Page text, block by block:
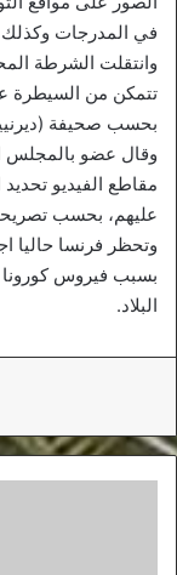
في المدرجات
وانتقلت الشرطة
تتمكن من السيطرة
بحسب صحيفة
وقال عضو بالمجلس
مقاطع الفيديو
عليهم، بحسب
البلاد.